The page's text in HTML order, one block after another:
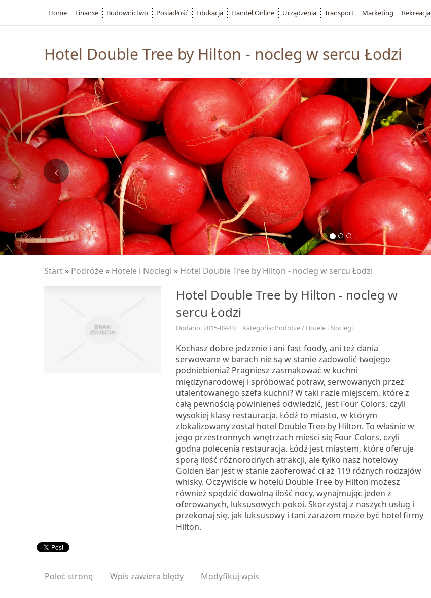
Hotel Double Tree by Hilton - nocleg w sercu Łodzi
Start » Podróże » Hotele i Noclegi » Hotel Double Tree by Hilton - nocleg w sercu Łodzi
Hotel Double Tree by Hilton - nocleg w
sercu Łodzi
Dodano: 2015-09-10 Kategoria: Podróże / Hotele i Noclegi
Kochasz dobre jedzenie i ani fast foody, ani też dania
serwowane w barach nie są w stanie zadowolić twojego
podniebienia? Pragniesz zasmakować w kuchni
międzynarodowej i spróbować potraw, serwowanych przez
utalentowanego szefa kuchni? W taki razie miejscem, które z
całą pewnością powinieneś odwiedzić, jest Four Colors, czyli
wysokiej klasy restauracja. Łódź to miasto, w którym
zlokalizowany został hotel Double Tree by Hilton. To właśnie w
jego przestronnych wnętrzach mieści się Four Colors, czyli
godna polecenia restauracja. Łódź jest miastem, które oferuje
sporą ilość różnorodnych atrakcji, ale tylko nasz hotelowy
Golden Bar jest w stanie zaoferować ci aż 119 różnych rodzajów
whisky. Oczywiście w hotelu Double Tree by Hilton możesz
również spędzić dowolną ilość nocy, wynajmując jeden z
oferowanych, luksusowych pokoi. Skorzystaj z naszych usług i
przekonaj się, jak luksusowy i tani zarazem może być hotel firmy
Hilton.
Poleć stronę Wpis zawiera błędy Modyfikuj wpis
Home Finanse Budownictwo Posiadłość Edukacja Handel Online Urządzenia Transport Marketing Rekreacja